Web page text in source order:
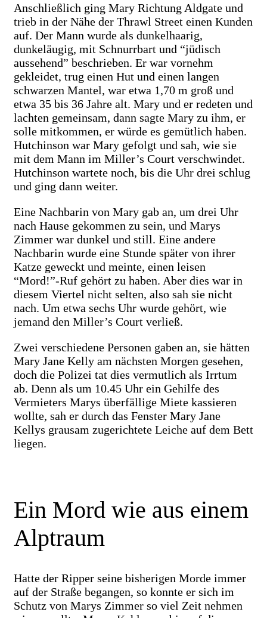
Anschließlich ging Mary Richtung Aldgate und
trieb in der Nähe der Thrawl Street einen Kunden
auf. Der Mann wurde als dunkelhaarig,
dunkeläugig, mit Schnurrbart und “jüdisch
aussehend” beschrieben. Er war vornehm
gekleidet, trug einen Hut und einen langen
schwarzen Mantel, war etwa 1,70 m groß und
etwa 35 bis 36 Jahre alt. Mary und er redeten und
lachten gemeinsam, dann sagte Mary zu ihm, er
solle mitkommen, er würde es gemütlich haben.
Hutchinson war Mary gefolgt und sah, wie sie
mit dem Mann im Miller’s Court verschwindet.
Hutchinson wartete noch, bis die Uhr drei schlug
und ging dann weiter.
Eine Nachbarin von Mary gab an, um drei Uhr
nach Hause gekommen zu sein, und Marys
Zimmer war dunkel und still. Eine andere
Nachbarin wurde eine Stunde später von ihrer
Katze geweckt und meinte, einen leisen
“Mord!”-Ruf gehört zu haben. Aber dies war in
diesem Viertel nicht selten, also sah sie nicht
nach. Um etwa sechs Uhr wurde gehört, wie
jemand den Miller’s Court verließ.
Zwei verschiedene Personen gaben an, sie hätten
Mary Jane Kelly am nächsten Morgen gesehen,
doch die Polizei tat dies vermutlich als Irrtum
ab. Denn als um 10.45 Uhr ein Gehilfe des
Vermieters Marys überfällige Miete kassieren
wollte, sah er durch das Fenster Mary Jane
Kellys grausam zugerichtete Leiche auf dem Bett
liegen.
Ein Mord wie aus einem
Alptraum
Hatte der Ripper seine bisherigen Morde immer
auf der Straße begangen, so konnte er sich im
Schutz von Marys Zimmer so viel Zeit nehmen